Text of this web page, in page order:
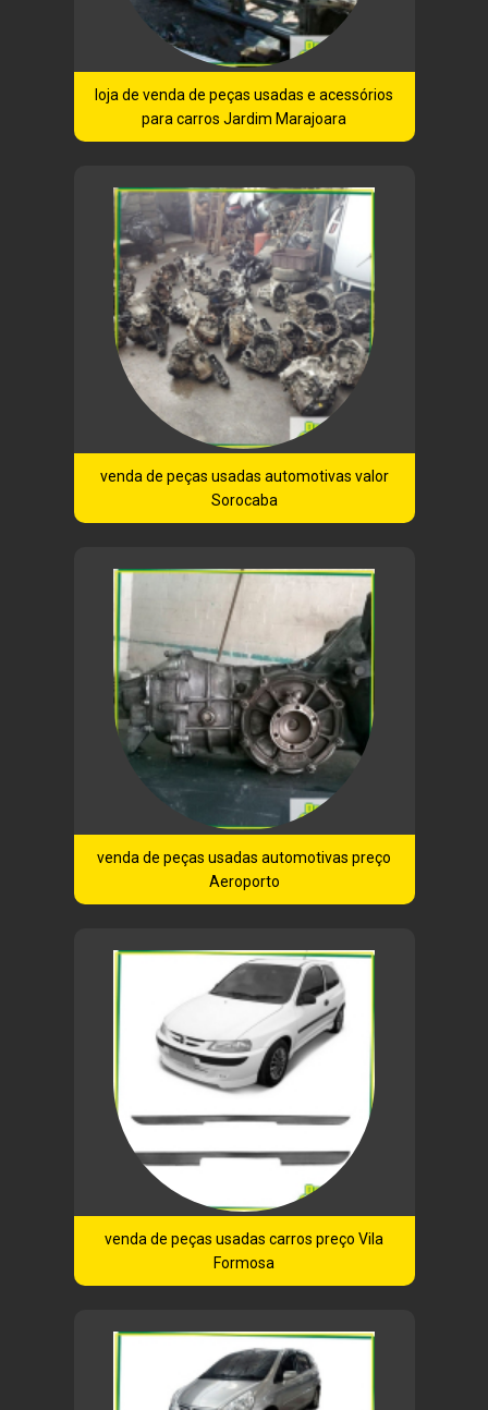
loja de venda de peças usadas e acessórios
para carros Jardim Marajoara
venda de peças usadas automotivas valor
Sorocaba
venda de peças usadas automotivas preço
Aeroporto
venda de peças usadas carros preço Vila
Formosa